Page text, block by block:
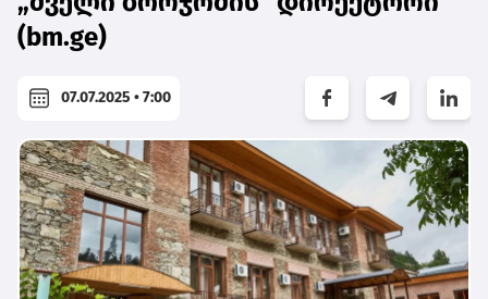
(bm.ge)
07.07.2025 • 7:00